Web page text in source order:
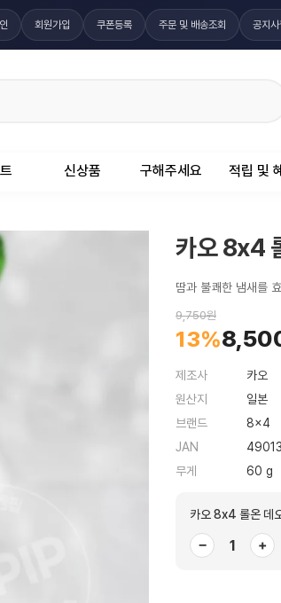
회원가입 쿠폰등록 주문 및 배송조회 공지사
신상품 구해주세요 적립 및
카오 8x4
땀과 불쾌한 냄새를
9,750원
13%
제조사
카오
원산지
일본
브랜드
8x4
JAN
무게
60 g
카오 8x4 롤온 데
− +